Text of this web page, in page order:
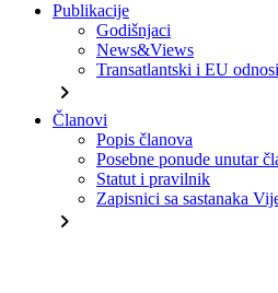
Publikacije
Godišnjaci
News&Views
Transatlantski i EU odnosi
chevron_right
Članovi
Popis članova
Posebne ponude unutar
Statut i pravilnik
Zapisnici sa sastanaka
chevron_right